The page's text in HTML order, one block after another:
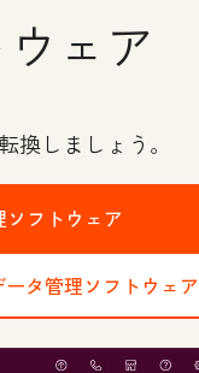
ェア
しましょう。
フトウェア
タ管理ソフトウェア